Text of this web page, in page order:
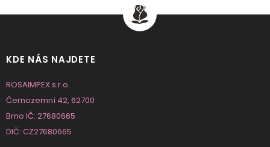
KDE NÁS NAJDETE
ROSAIMPEX s.r.o.
Černozemní 42, 62700
Brno IČ: 27680665
DIČ: CZ27680665